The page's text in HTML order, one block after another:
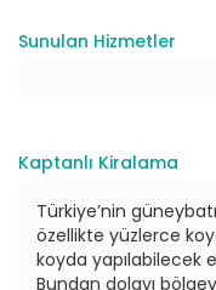
Sunulan Hizmetler
Kaptanlı Kiralama
Türkiye’nin
özellikte yüzlerce
koyda yapılabilecek
Bundan dolayı